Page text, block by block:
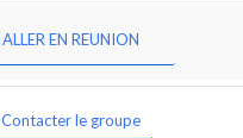
ALLER EN REUNION
Contacter le groupe